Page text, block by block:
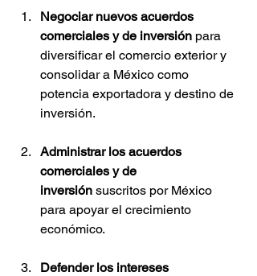
Negociar nuevos acuerdos
comerciales y de inversión para
diversificar el comercio exterior y
consolidar a México como
potencia exportadora y destino de
inversión.
Administrar los acuerdos
comerciales y de
inversión suscritos por México
para apoyar el crecimiento
económico.
Defender los intereses